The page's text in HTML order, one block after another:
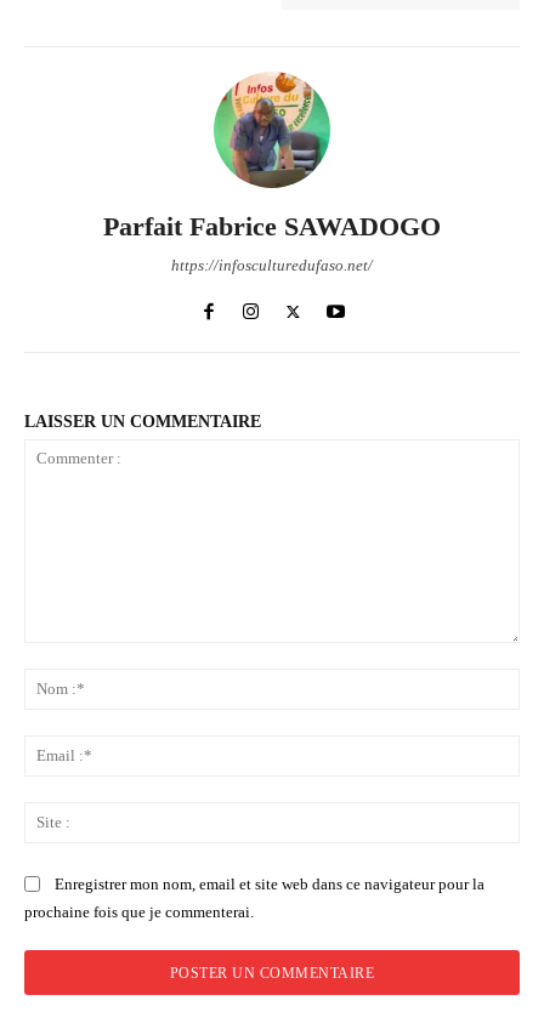
Parfait Fabrice SAWADOGO
https://infosculturedufaso.net/
LAISSER UN COMMENTAIRE
Enregistrer mon nom, email et site web dans ce navigateur pour la
prochaine fois que je commenterai.